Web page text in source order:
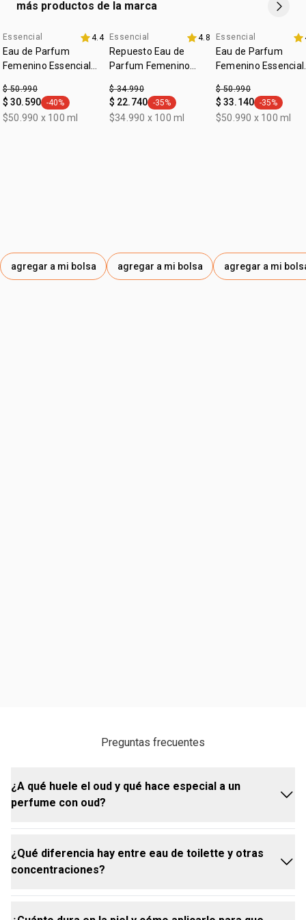
más productos de la marca
Essencial 4.4
Eau de Parfum
Femenino Essencial
$ 50.990
$ 30.590 general.tag -40%
-40%
$50.990 x 100 ml
agregar a mi bolsa
Essencial 4.8
Repuesto Eau de
Parfum Femenino
100ml
$ 34.990
$ 22.740 general.tag -35%
-35%
$34.990 x 100 ml
agregar a mi bolsa
Essencial
Eau de Parfum
Femenino Essencial
$ 50.990
$ 33.140 general.tag
-35%
$50.990 x 100 ml
agregar a mi
Preguntas frecuentes
¿A qué huele el oud y qué hace especial a un
perfume con oud?
El Eau de Parfum Essencial Oud Femenino brinda
una fragancia amaderada intensa, con notas que
¿Qué diferencia hay entre eau de toilette y otras
concentraciones?